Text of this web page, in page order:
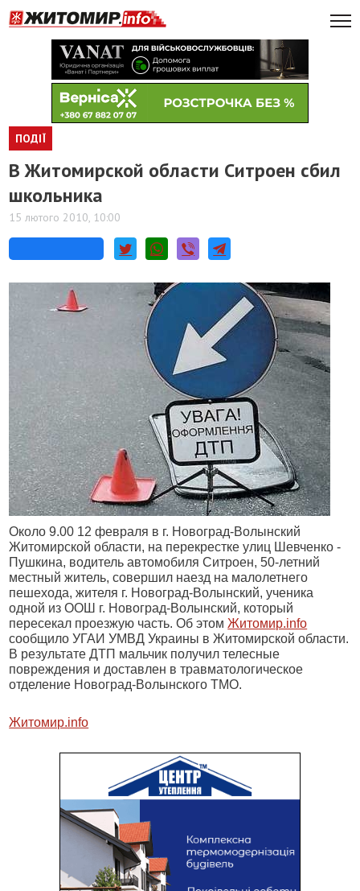
ПОДІЇ
В Житомирской области Ситроен сбил
школьника
15 лютого 2010, 10:00
Около 9.00 12 февраля в г. Новоград-Волынский
Житомирской области, на перекрестке улиц Шевченко -
Пушкина, водитель автомобиля Ситроен, 50-летний
местный житель, совершил наезд на малолетнего
пешехода, жителя г. Новоград-Волынский, ученика
одной из ООШ г. Новоград-Волынский, который
пересекал проезжую часть. Об этомЖитомир.info
сообщило УГАИ УМВД Украины в Житомирской области.
В результате ДТП мальчик получил телесные
повреждения и доставлен в травматологическое
отделение Новоград-Волынского ТМО.
Житомир.info